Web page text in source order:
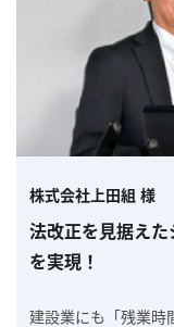
株式会社上田組 様
法改正を見据え
を実現！
建設業にも「残業時